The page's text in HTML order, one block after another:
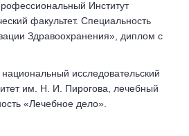
Институт
факультет. Специальность
Здравоохранения», диплом с
национальный исследовательский
им. Н. И. Пирогова, лечебный
«Лечебное дело».